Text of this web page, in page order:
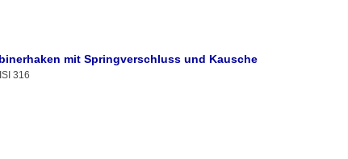
mit Springverschluss und Kausche
316